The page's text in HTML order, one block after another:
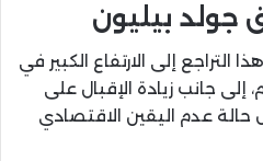
جولد بيليون
التراجع إلى الارتفاع الكبير في
إلى جانب زيادة الإقبال على
حالة عدم اليقين الاقتصادي